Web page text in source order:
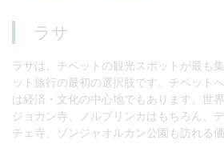
ラサ
ラサは、チベットの観光スポットが最も
ット旅行の最初の選択肢です。チベット
は経済・文化の中心地でもあります。世
ジョカン寺、ノルブリンカはもちろん、
チェ寺、ゾンジャオルカン公園も訪れる